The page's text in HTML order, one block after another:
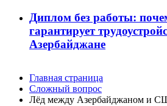
Диплом без работы:
гарантирует
Азербайджане
Главная страница
Сложный вопрос
Лёд между Азербайджаном и